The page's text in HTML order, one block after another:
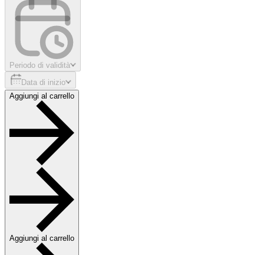
Periodo di validità
Data di inizio
Aggiungi al carrello
Aggiungi al carrello